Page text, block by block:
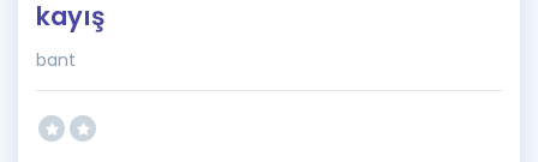
kayış
bant